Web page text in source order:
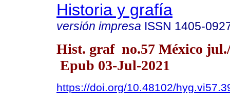
Historia y grafía
versión impresa ISSN 1405-
Hist. graf no.57 México
Epub 03-Jul-2021
https://doi.org/10.48102/